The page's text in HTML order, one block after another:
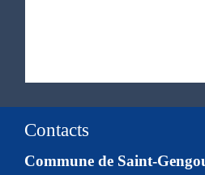
Contacts
Commune de Saint-